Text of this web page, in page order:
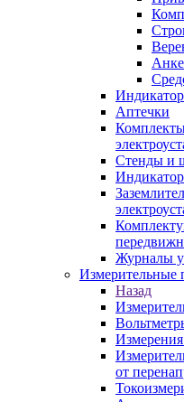
Аптечки
Стенды и
Журналы
Измерительные
Назад
Измерения
от